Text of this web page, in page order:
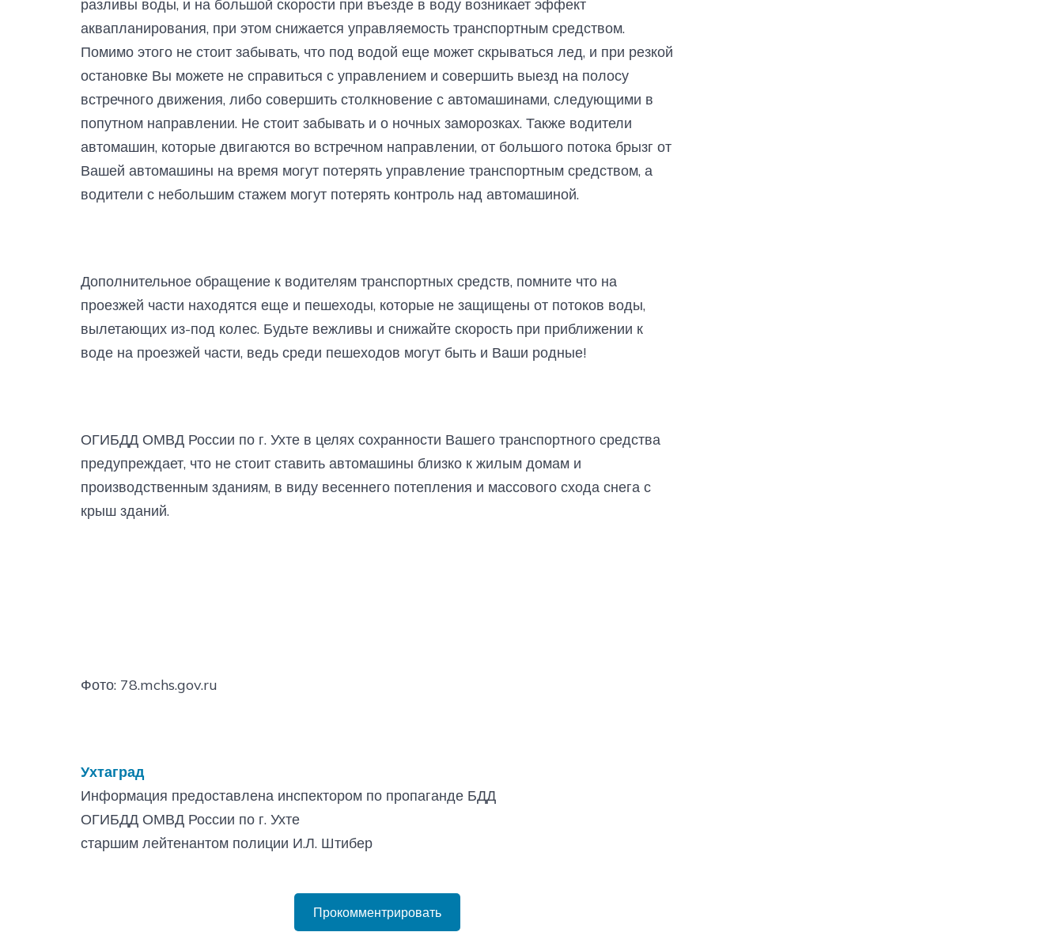
разливы воды, и на большой скорости при въезде в воду возникает эффект
аквапланирования, при этом снижается управляемость транспортным средством.
Помимо этого не стоит забывать, что под водой еще может скрываться лед, и при резкой
остановке Вы можете не справиться с управлением и совершить выезд на полосу
встречного движения, либо совершить столкновение с автомашинами, следующими в
попутном направлении. Не стоит забывать и о ночных заморозках. Также водители
автомашин, которые двигаются во встречном направлении, от большого потока брызг от
Вашей автомашины на время могут потерять управление транспортным средством, а
водители с небольшим стажем могут потерять контроль над автомашиной.
Дополнительное обращение к водителям транспортных средств, помните что на
проезжей части находятся еще и пешеходы, которые не защищены от потоков воды,
вылетающих из-под колес. Будьте вежливы и снижайте скорость при приближении к
воде на проезжей части, ведь среди пешеходов могут быть и Ваши родные!
ОГИБДД ОМВД России по г. Ухте в целях сохранности Вашего транспортного средства
предупреждает, что не стоит ставить автомашины близко к жилым домам и
производственным зданиям, в виду весеннего потепления и массового схода снега с
крыш зданий.
Фото: 78.mchs.gov.ru
Ухтаград
Информация предоставлена инспектором по пропаганде БДД
ОГИБДД ОМВД России по г. Ухте
старшим лейтенантом полиции И.Л. Штибер
Прокомментрировать